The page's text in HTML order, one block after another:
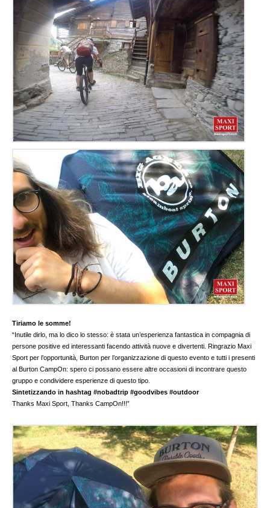
Tiriamo le somme!
“Inutile dirlo, ma lo dico lo stesso: è stata un’esperienza fantastica in compagnia di
persone positive ed interessanti facendo attività nuove e divertenti. Ringrazio Maxi
Sport per l’opportunità, Burton per l’organizzazione di questo evento e tutti i presenti
al Burton CampOn: spero ci possano essere altre occasioni di incontrare questo
gruppo e condividere esperienze di questo tipo.
Sintetizzando in hashtag #nobadtrip #goodvibes #outdoor
Thanks Maxi Sport, Thanks CampOn!!!”